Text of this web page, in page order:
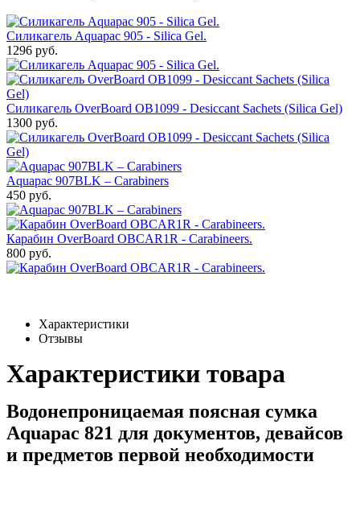
Силикагель Aquapac 905 - Silica Gel.
1296 руб.
Силикагель OverBoard OB1099 - Desiccant Sachets (Silica Gel)
1300 руб.
Aquapac 907BLK – Carabiners
450 руб.
Карабин OverBoard OBCAR1R - Carabineers.
800 руб.
Характеристики
Отзывы
Характеристики товара
Водонепроницаемая поясная сумка
Aquapac 821 для документов, девайсов
и предметов первой необходимости